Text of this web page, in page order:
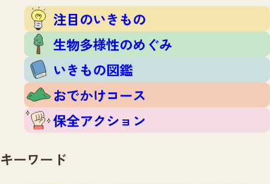
注目のいきもの
生物多様性のめぐみ
いきもの図鑑
おでかけコース
保全アクション
いきもの調査隊
調査レポート
調査レポートTOP
調査結果
ふくおかいきものマップ
マッチング
マッチングTOP
掲載申し込みフォーム
お問合せ
注目のいきもの
生物多様性のめぐみ
いきもの図鑑
おでかけコース
保全アクション
キーワード